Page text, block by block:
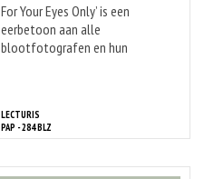
LECTURIS
PAP - 284 BLZ
For Your Eyes Only’ is een
eerbetoon aan alle
blootfotografen en hun